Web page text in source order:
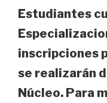
Estudiantes
inscripciones
se realizarán
Núcleo. Para